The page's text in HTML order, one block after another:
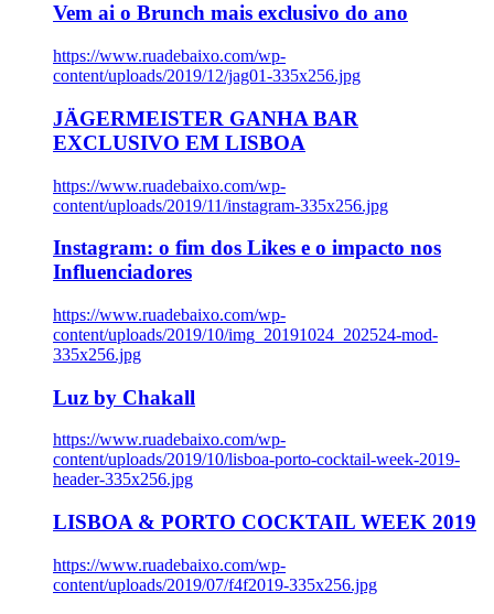
Vem ai o Brunch mais exclusivo do ano
https://www.ruadebaixo.com/wp-
content/uploads/2019/12/jag01-335x256.jpg
JÄGERMEISTER GANHA BAR
EXCLUSIVO EM LISBOA
https://www.ruadebaixo.com/wp-
content/uploads/2019/11/instagram-335x256.jpg
Instagram: o fim dos Likes e o impacto nos
Influenciadores
https://www.ruadebaixo.com/wp-
content/uploads/2019/10/img_20191024_202524-mod-
335x256.jpg
Luz by Chakall
https://www.ruadebaixo.com/wp-
content/uploads/2019/10/lisboa-porto-cocktail-week-2019-
header-335x256.jpg
LISBOA & PORTO COCKTAIL WEEK 2019
https://www.ruadebaixo.com/wp-
content/uploads/2019/07/f4f2019-335x256.jpg